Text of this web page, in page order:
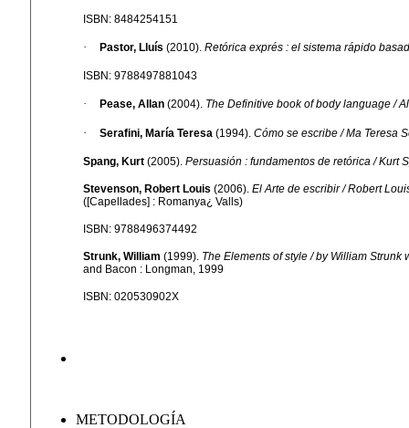
ISBN: 8484254151
· Pastor, Lluís (2010). Retórica exprés : el sistema rápido
ISBN: 9788497881043
· Pease, Allan(2004). The Definitive book of body language /
· Serafini, María Teresa(1994). Cómo se escribe / Ma Teresa
Spang, Kurt(2005). Persuasión : fundamentos de retórica / Kurt
Stevenson, Robert Louis (2006). El Arte de escribir / Robert
([Capellades] : Romanya¿ Valls)
ISBN: 9788496374492
Strunk, William (1999). The Elements of style / by William
and Bacon : Longman, 1999
ISBN: 020530902X
METODOLOGÍA